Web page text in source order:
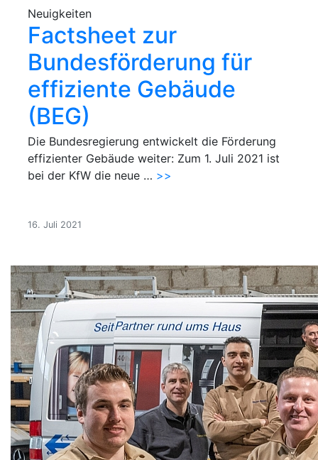
Neuigkeiten
Factsheet zur
Bundesförderung für
effiziente Gebäude
(BEG)
Die Bundesregierung entwickelt die Förderung
effizienter Gebäude weiter: Zum 1. Juli 2021 ist
bei der KfW die neue … >>
16. Juli 2021